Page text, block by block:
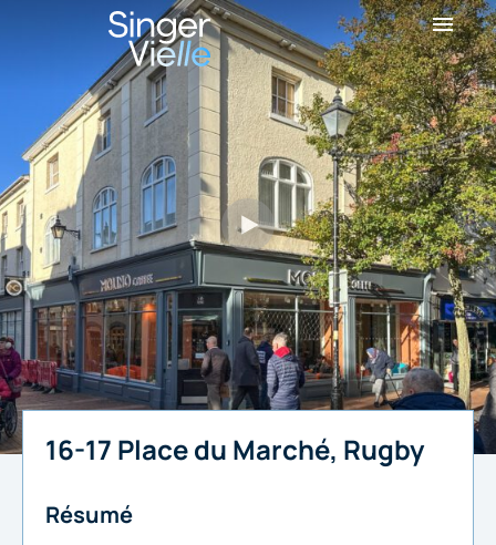
16-17 Place du Marché, Rugby
Résumé